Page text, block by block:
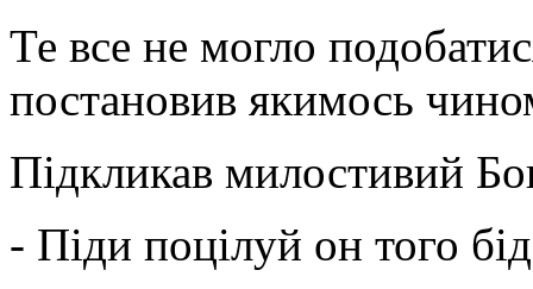
Те все не могло
постановив якимось
Підкликав милостивий
- Піди поцілуй он того